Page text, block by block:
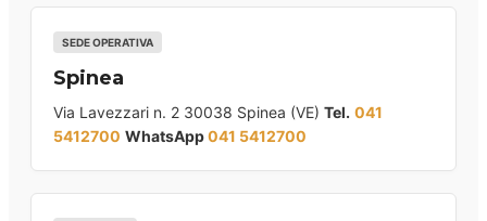
SEDE OPERATIVA
Spinea
Via Lavezzari n. 2 30038 Spinea (VE) Tel. 041
5412700 WhatsApp041 5412700